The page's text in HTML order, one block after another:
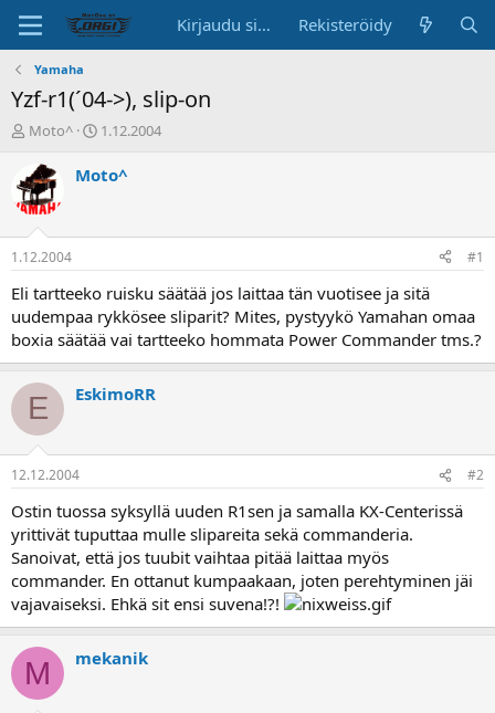
Kirjaudu sisään Rekisteröidy
Yamaha
Yzf-r1(´04->), slip-on
K
s
k
u
s
t
e
n
a
l
o
t
a
j
a
Moto^
A
o
p
ä
v
ä
1.12.2004
Moto^
1.12.2004 #1
Eli tartteeko ruisku säätää jos laittaa tän vuotisee ja sitä
uudempaa rykkösee sliparit? Mites, pystyykö Yamahan omaa
boxia säätää vai tartteeko hommata Power Commander tms.?
E EskimoRR
12.12.2004 #2
Ostin tuossa syksyllä uuden R1sen ja samalla KX-Centerissä
yrittivät tuputtaa mulle slipareita sekä commanderia.
Sanoivat, että jos tuubit vaihtaa pitää laittaa myös
commander. En ottanut kumpaakaan, joten perehtyminen jäi
vajavaiseksi. Ehkä sit ensi suvena!?!
M mekanik